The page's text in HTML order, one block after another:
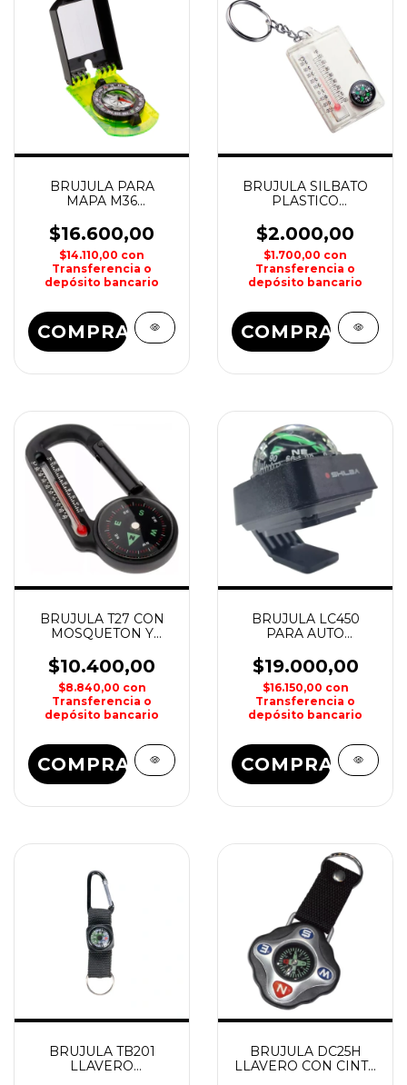
BRUJULA PARA
MAPA M36
$16.600,00
$14.110,00 con
Transferencia o
depósito bancario
COMPRAR
BRUJULA SILBATO
PLASTICO
$2.000,00
$1.700,00 con
Transferencia o
depósito bancario
COMPRAR
BRUJULA T27 CON
MOSQUETON Y
SHILBA
$10.400,00
$8.840,00 con
Transferencia o
depósito bancario
COMPRAR
BRUJULA LC450
PARA AUTO
$19.000,00
$16.150,00 con
Transferencia o
depósito bancario
COMPRAR
BRUJULA TB201
LLAVERO
BRUJULA DC25H
LLAVERO CON CINTA